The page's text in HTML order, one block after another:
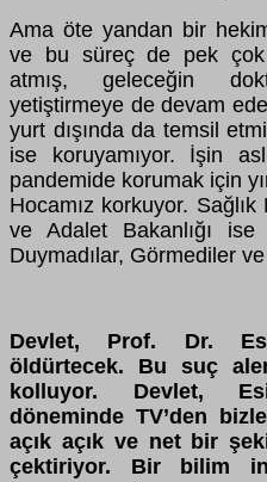
Ama öte yandan bir
ve bu süreç de pek çok
atmış, geleceğin
yetiştirmeye de devam
yurt dışında da temsil
ise koruyamıyor. İşin
pandemide korumak için
Hocamız korkuyor. Sağlık
ve Adalet Bakanlığı
Duymadılar, Görmediler
Devlet, Prof. Dr.
öldürtecek. Bu suç
kolluyor. Devlet,
döneminde TV’den
açık açık ve net bir
çektiriyor. Bir bilim